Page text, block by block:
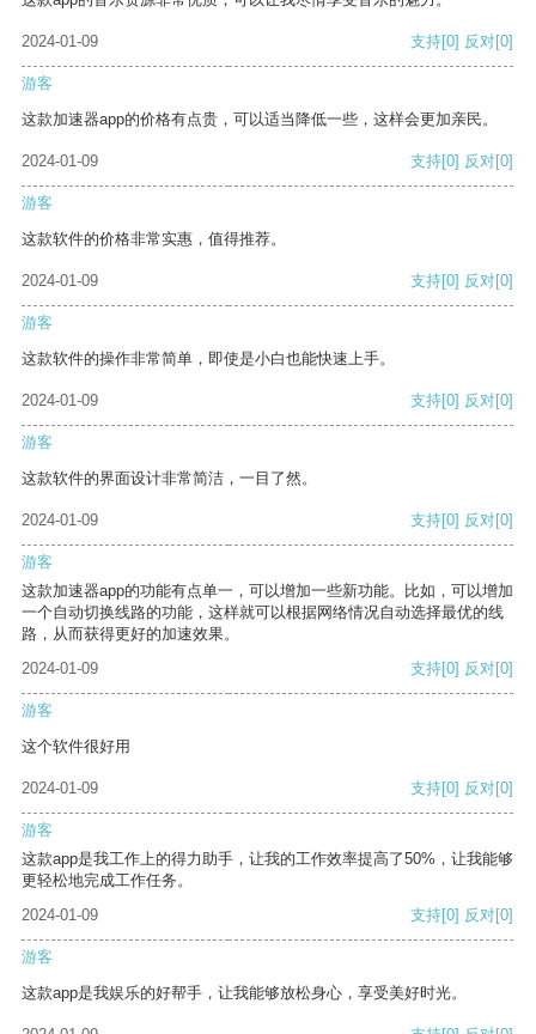
2024-01-09 支持[0] 反对[0]
游客
这款加速器app的价格有点贵，可以适当降低一些，这样会更加亲民。
2024-01-09 支持[0] 反对[0]
游客
这款软件的价格非常实惠，值得推荐。
2024-01-09 支持[0] 反对[0]
游客
这款软件的操作非常简单，即使是小白也能快速上手。
2024-01-09 支持[0] 反对[0]
游客
这款软件的界面设计非常简洁，一目了然。
2024-01-09 支持[0] 反对[0]
游客
这款加速器app的功能有点单一，可以增加一些新功能。比如，可以增加
一个自动切换线路的功能，这样就可以根据网络情况自动选择最优的线
路，从而获得更好的加速效果。
2024-01-09
支持[0] 反对[0]
游客
这个软件很好用
2024-01-09 支持[0] 反对[0]
游客
这款app是我工作上的得力助手，让我的工作效率提高了50%，让我能够
更轻松地完成工作任务。
2024-01-09
支持[0] 反对[0]
游客
这款app是我娱乐的好帮手，让我能够放松身心，享受美好时光。